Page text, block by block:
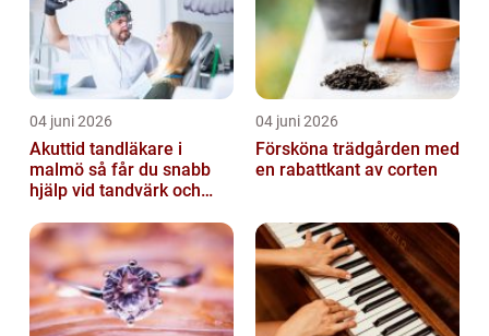
04 juni 2026
Akuttid tandläkare i
malmö så får du snabb
hjälp vid tandvärk och
04 juni 2026
Försköna trädgården med
en rabattkant av corten